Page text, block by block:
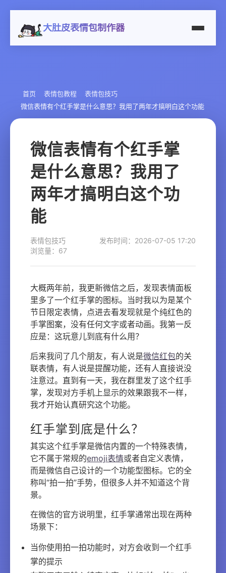
大肚皮表情包制作器
首页 表情包教程
表情包技巧
微信表情有个红手掌是什么意思？我用了两年才搞明白这个功能
微信表情有个红手掌
是什么意思？我用了
两年才搞明白这个功
能
表情包技巧
发布时间：2026-07-05 17:20
浏览量：67
大概两年前，我更新微信之后，发现表情面板
里多了一个红手掌的图标。当时我以为是某个
节日限定表情，点进去看发现就是个纯红色的
手掌图案，没有任何文字或者动画。我第一反
应是：这玩意儿到底有什么用？
后来我问了几个朋友，有人说是微信红包的关
联表情，有人说是提醒功能，还有人直接说没
注意过。直到有一天，我在群里发了这个红手
掌，发现对方手机上显示的效果跟我不一样，
我才开始认真研究这个功能。
红手掌到底是什么？
其实这个红手掌是微信内置的一个特殊表情，
它不属于常规的emoji表情或者自定义表情，
而是微信自己设计的一个功能型图标。它的全
称叫“拍一拍”手势，但很多人并不知道这个背
景。
在微信的官方说明里，红手掌通常出现在两种
场景下：
当你使用拍一拍功能时，对方会收到一个红手
掌的提示